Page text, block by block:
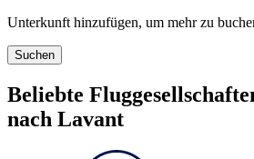
Unterkunft hinzufügen, um mehr zu
Suchen
Beliebte
nach Lavant